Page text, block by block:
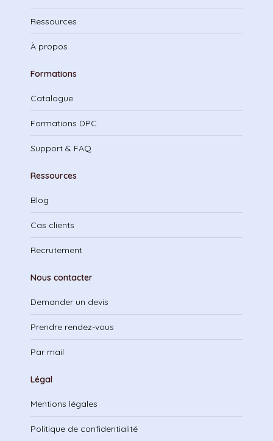
Ressources
À propos
Formations
Catalogue
Formations DPC
Support & FAQ
Ressources
Blog
Cas clients
Recrutement
Nous contacter
Demander un devis
Prendre rendez-vous
Par mail
Légal
Mentions légales
Politique de confidentialité